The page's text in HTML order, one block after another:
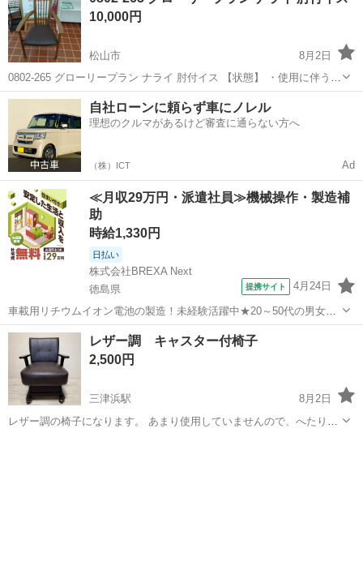
こともできます。 ...10,000円
松山市
8月2日
0802-265 グローリープラン ナライ 肘付イス 【状態】 ・使用に伴う多
少のスレ、キズ、落としきれない汚れなどございます ・詳細は現地で
ご確認ください ・お値引きは出来かねますのでご了承願います ※中...
愛媛 松山市 椅子
自社ローンに頼らず車にノレル
理想のクルマがあるけど審査に通らない方へ
（株）ICT Ad
≪月収29万円・派遣社員≫機械操作・製造補
助
時給1,330円
日払い
株式会社BREXA Next
徳島県
提携サイト 4月24日
車載用リチウムイオン電池の製造！未経験活躍中★20～50代の男女活
躍中！寮費無料★備品付き1R寮完備！自宅からマイカー通勤OK！無料
駐車場完備◎正社員登用制度あり！《徳島県板野郡松茂町》 人気の工
場のお仕事 ◇車載用リチウ...
徳島 その他
レザー調 キャスター付椅子
2,500円
三津浜駅
8月2日
レザー調の椅子になります。 あまり使用していませんので、へたりと